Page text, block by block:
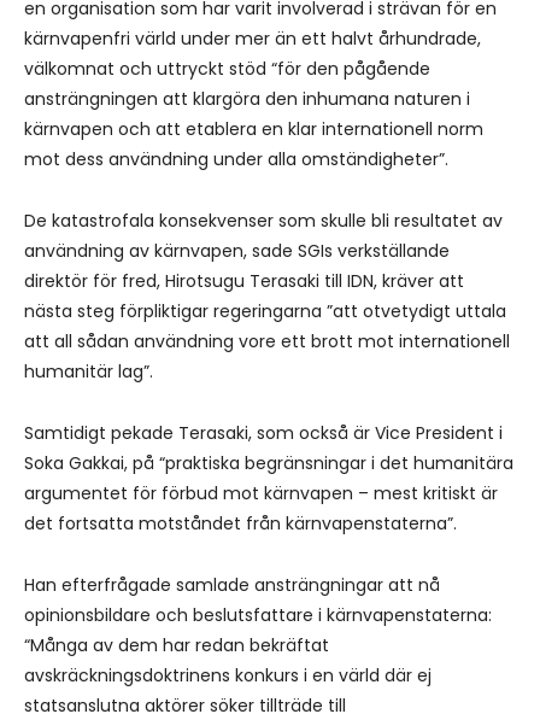
en organisation som har varit involverad i strävan för en
kärnvapenfri värld under mer än ett halvt århundrade,
välkomnat och uttryckt stöd “för den pågående
ansträngningen att klargöra den inhumana naturen i
kärnvapen och att etablera en klar internationell norm
mot dess användning under alla omständigheter”.
De katastrofala konsekvenser som skulle bli resultatet av
användning av kärnvapen, sade SGIs verkställande
direktör för fred, Hirotsugu Terasaki till IDN, kräver att
nästa steg förpliktigar regeringarna ”att otvetydigt uttala
att all sådan användning vore ett brott mot internationell
humanitär lag”.
Samtidigt pekade Terasaki, som också är Vice President i
Soka Gakkai, på “praktiska begränsningar i det humanitära
argumentet för förbud mot kärnvapen – mest kritiskt är
det fortsatta motståndet från kärnvapenstaterna”.
Han efterfrågade samlade ansträngningar att nå
opinionsbildare och beslutsfattare i kärnvapenstaterna:
“Många av dem har redan bekräftat
avskräckningsdoktrinens konkurs i en värld där ej
statsanslutna aktörer söker tillträde till